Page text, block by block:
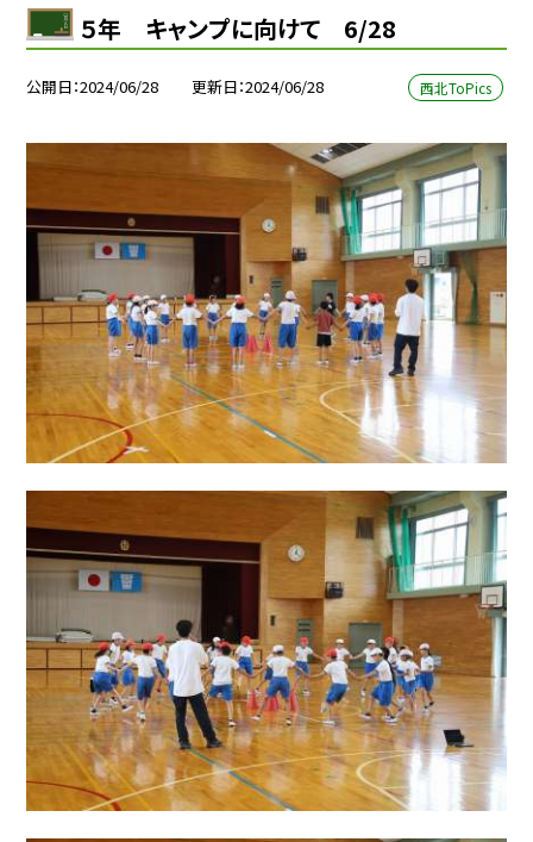
５年 キャンプに向けて 6/28
公開日 2024/06/28 更新日 2024/06/28 西北ToPics